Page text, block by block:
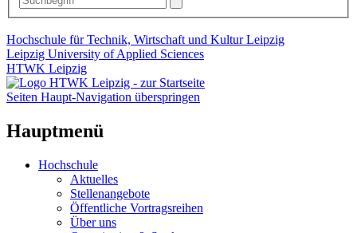
Hochschule für Technik, Wirtschaft und Kultur Leipzig
Leipzig University of Applied Sciences
HTWK Leipzig
Seiten Haupt-Navigation überspringen
Hauptmenü
Hochschule
Aktuelles
Stellenangebote
Öffentliche Vortragsreihen
Über uns